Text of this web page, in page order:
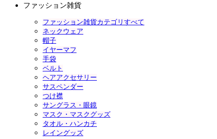
ファッション雑貨
ファッション雑貨カテゴリすべて
ネックウェア
帽子
イヤーマフ
手袋
ベルト
ヘアアクセサリー
サスペンダー
つけ襟
サングラス・眼鏡
マスク・マスクグッズ
タオル・ハンカチ
レイングッズ